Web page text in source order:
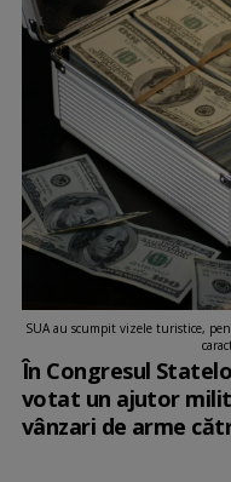
SUA au scumpit vizele turistice,
În Congresul
votat un ajutor
vânzari de arme